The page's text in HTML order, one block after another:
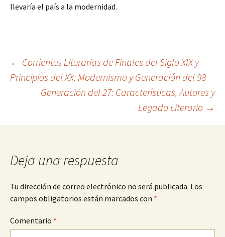
llevaría el país a la modernidad.
Navegación
entradas
← Corrientes Literarias de Finales del Siglo XIX y
Principios del XX: Modernismo y Generación del 98
Generación del 27: Características, Autores y
Legado Literario →
Deja una respuesta
Tu dirección de correo electrónico no será publicada. Los
campos obligatorios están marcados con *
Comentario *